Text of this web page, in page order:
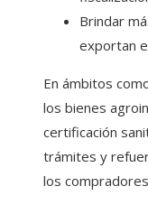
Brindar
exportan
En ámbitos
los bienes
certificación
trámites y
los